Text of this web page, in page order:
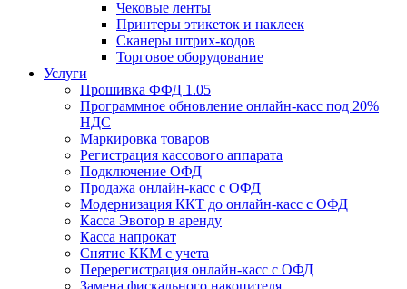
Чековые ленты
Принтеры этикеток и наклеек
Сканеры штрих-кодов
Торговое оборудование
Услуги
Прошивка ФФД 1.05
Программное обновление онлайн-касс под 20%
НДС
Маркировка товаров
Регистрация кассового аппарата
Подключение ОФД
Продажа онлайн-касс с ОФД
Модернизация ККТ до онлайн-касс с ОФД
Касса Эвотор в аренду
Касса напрокат
Снятие ККМ с учета
Перерегистрация онлайн-касс с ОФД
Замена фискального накопителя